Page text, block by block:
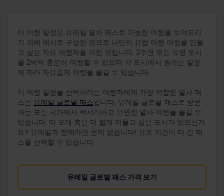
이 여행 일정은 유레일 열차 패스로 가능한 여행을 보여드리
기 위해 예시로 구성된 것으로 나만의 유럽 여행 여정을 만들
고 싶은 자유 여행자를 위한 것입니다. 3주면 모든 유명 도시
를 2박씩 충분히 여행할 수 있으며 각 도시에서 원하는 일정
에 따라 자유롭게 여행을 즐길 수 있습니다.
이 여행 일정을 선택하려는 여행자에게 가장 적합한 열차 패
스는 유레일 글로벌 패스입니다. 유레일 글로벌 패스로 방문
하는 모든 국가에서 럭셔리하고 유연한 열차 여행을 즐길 수
있습니다. 더 오래 혹은 더 짧게 머물고 싶은 도시가 있으신가
요? 유레일과 함께라면 문제 없습니다! 유효 기간이 더 긴 패
스를 선택할 수 있습니다.
유레일 글로벌 패스 가격 보기